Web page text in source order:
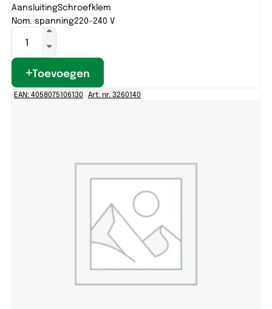
AansluitingSchroefklem
Nom. spanning220-240 V
Toevoegen
EAN: 4058075106130 Art. nr. 3260140